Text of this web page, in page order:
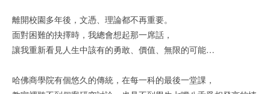
離開校園多年後，文憑、理論都不再重要。
面對困難的抉擇時，我總會想起那一席話，
讓我重新看見人生中該有的勇敢、價值、無限的可能…
哈佛商學院有個悠久的傳統，在每一科的最後一堂課，